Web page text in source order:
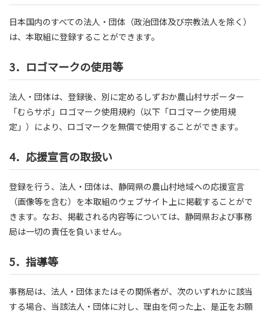
日本国内のすべての法人・団体（政治団体及び宗教法人を除く）
は、本取組に登録することができます。
3．ロゴマークの使用等
法人・団体は、登録後、別に定めるしずおか農山村サポーター
「むらサポ」ロゴマーク使用規約（以下「ロゴマーク使用規
定」）により、ロゴマークを無償で使用することができます。
4．応援宣言の取扱い
登録を行う、法人・団体は、静岡県の農山村地域への応援宣言
（画像等を含む）を本取組のウェブサイト上に掲載することがで
きます。なお、掲載される内容等については、静岡県および事務
局は一切の責任を負いません。
5．指導等
事務局は、法人・団体またはその関係者が、次のいずれかに該当
する場合、当該法人・団体に対し、理由を伺った上、是正をお願